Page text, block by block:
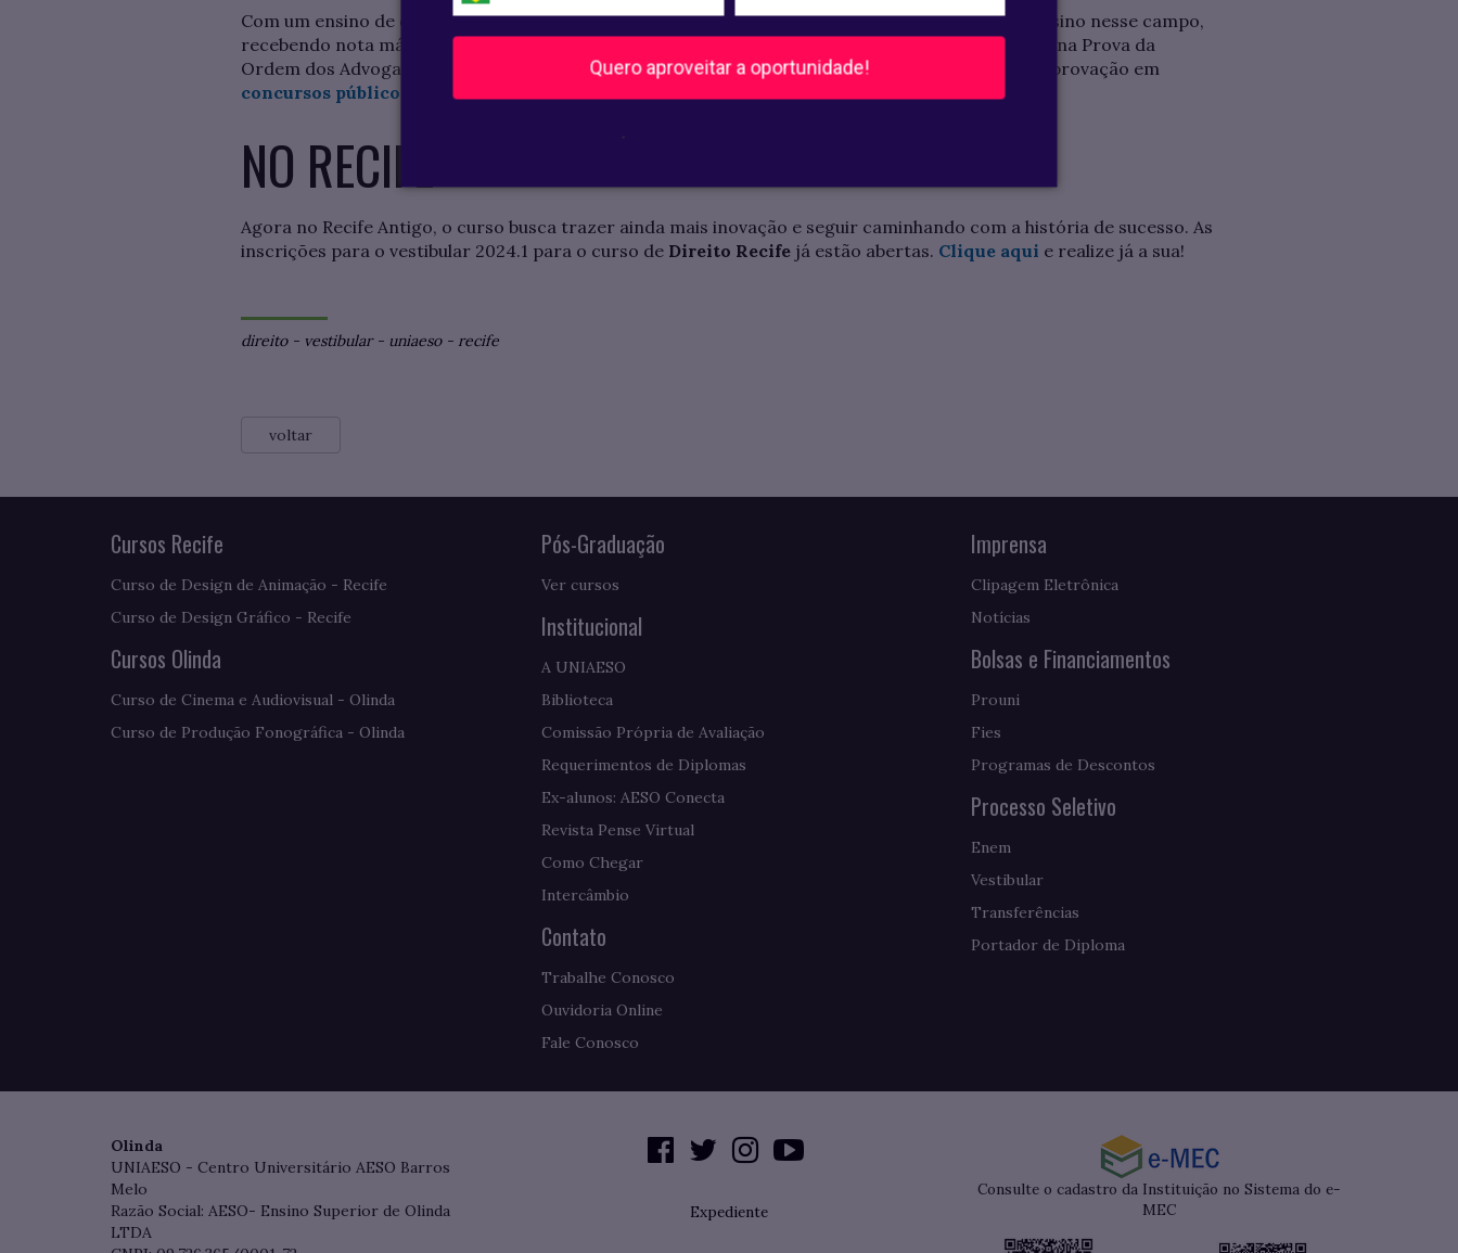
Quero aproveitar a oportunidade!
Com um ensino de qualidade, a UNIAESO se consolidou como uma das grandes instituições de ensino nesse campo,
recebendo nota máxima do Ministério da Educação e contando com um alto índice de aprovação na Prova da
Ordem dos Advogados do Brasil (OAB), além de inserir graduados no âmbito federal, através da aprovação em
concursos públicos
NO RECIFE
Agora no Recife Antigo, o curso busca trazer ainda mais inovação e seguir caminhando com a história de sucesso. As
inscrições para o vestibular 2024.1 para o curso de Direito Recife já estão abertas. Clique aqui e realize já a sua!
direito- vestibular- uniaeso- recife
voltar
Cursos Recife
Curso de Design de Animação - Recife
Curso de Design Gráfico - Recife
Cursos Olinda
Curso de Cinema e Audiovisual - Olinda
Curso de Produção Fonográfica - Olinda
Pós-Graduação
Ver cursos
Institucional
A UNIAESO
Biblioteca
Comissão Própria de Avaliação
Requerimentos de Diplomas
Ex-alunos: AESO Conecta
Revista Pense Virtual
Como Chegar
Intercâmbio
Contato
Trabalhe Conosco
Ouvidoria Online
Fale Conosco
Imprensa
Clipagem Eletrônica
Notícias
Bolsas e Financiamentos
Prouni
Fies
Programas de Descontos
Processo Seletivo
Enem
Vestibular
Transferências
Portador de Diploma
Olinda
UNIAESO - Centro Universitário AESO Barros
Melo
Razão Social: AESO- Ensino Superior de Olinda
LTDA
Expediente
Consulte o cadastro da Instituição no Sistema do e-
MEC